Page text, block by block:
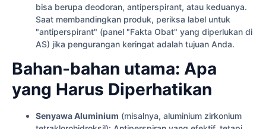
bisa berupa deodoran, antiperspirant, atau keduanya.
Saat membandingkan produk, periksa label untuk
"antiperspirant" (panel "Fakta Obat" yang diperlukan di
AS) jika pengurangan keringat adalah tujuan Anda.
Bahan-bahan utama: Apa
yang Harus Diperhatikan
Senyawa Aluminium (misalnya, aluminium zirkonium